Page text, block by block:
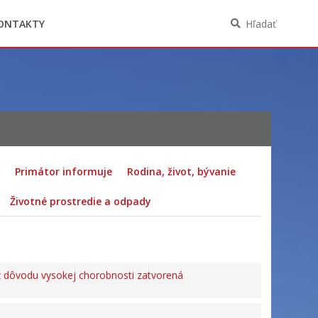
majetkových pomerov verejného funkcionára
Hľadať
Primátor informuje Rodina, život, bývanie
Životné prostredie a odpady
dôvodu vysokej chorobnosti zatvorená